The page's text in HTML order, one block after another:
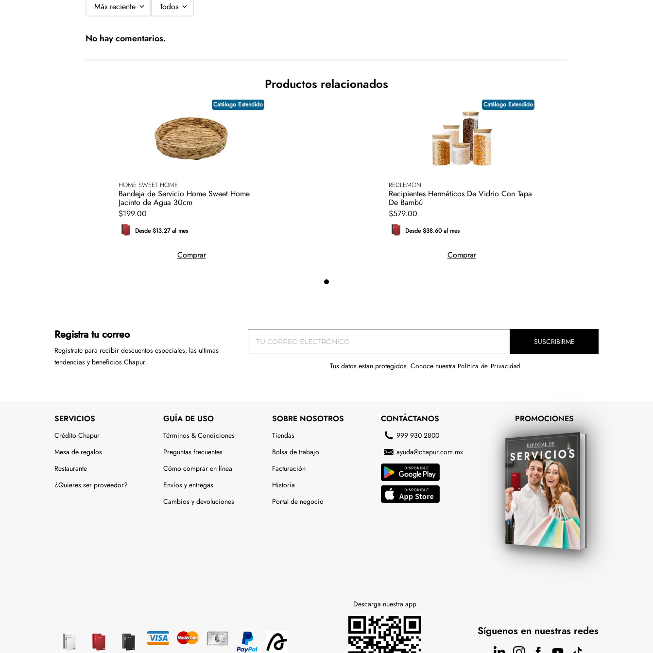
Más reciente Todos
No hay comentarios.
Productos relacionados
Catálogo Extendido
HOME SWEET HOME
Bandeja de Servicio Home Sweet Home
Jacinto de Agua 30cm
$199.00
Desde $13.27 al mes
Comprar
Catálogo Extendido
REDLEMON
Recipientes Herméticos De Vidrio Con Tapa
De Bambú
$579.00
Desde $38.60 al mes
Comprar
Registra tu correo
Registrate para recibir descuentos especiales, las ultimas
tendencias y beneficios Chapur.
SUSCRIBIRME
Tus datos estan protegidos. Conoce nuestra Política de Privacidad
SERVICIOS
Crédito Chapur
Mesa de regalos
Restaurante
¿Quieres ser proveedor?
GUÍA DE USO
Términos & Condiciones
Preguntas frecuentes
Cómo comprar en línea
Envíos y entregas
Cambios y devoluciones
SOBRE NOSOTROS
Tiendas
Bolsa de trabajo
Facturación
Historia
Portal de negocio
CONTÁCTANOS
999 930 2800
ayuda@chapur.com.mx
PROMOCIONES
Descarga nuestra app
Síguenos en nuestras redes